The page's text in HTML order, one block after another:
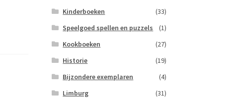
Kinderboeken
(33)
Speelgoed spellen en puzzels
(1)
Kookboeken
(27)
Historie
(19)
Bijzondere exemplaren
(4)
Limburg
(31)